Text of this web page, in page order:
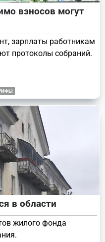
взносов могут
зарплаты работникам
протоколы собраний.
в области
жилого фонда